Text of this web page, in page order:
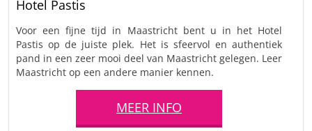
Hotel Pastis
Voor een fijne tijd in Maastricht bent u in het Hotel
Pastis op de juiste plek. Het is sfeervol en authentiek
pand in een zeer mooi deel van Maastricht gelegen. Leer
Maastricht op een andere manier kennen.
MEER INFO